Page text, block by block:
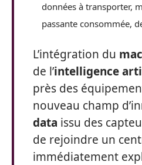
données à transporter,
passante consommée,
L’intégration du
de l’intelligence
près des
nouveau champ
data issu des
de rejoindre un
immédiatement